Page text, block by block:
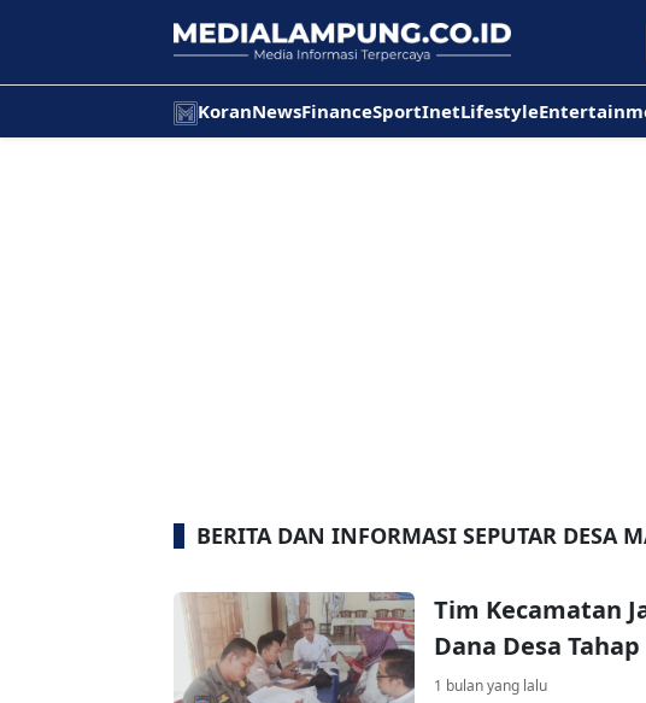
KoranNewsFinanceSportInetLifestyle
BERITA DAN INFORMASI SEPUTAR DESA
Tim Kecamatan
Dana Desa
1 bulan yang lalu